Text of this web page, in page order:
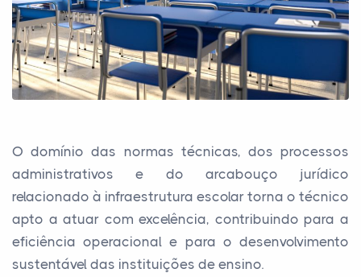
O domínio das normas técnicas, dos processos
administrativos e do arcabouço jurídico
relacionado à infraestrutura escolar torna o técnico
apto a atuar com excelência, contribuindo para a
eficiência operacional e para o desenvolvimento
sustentável das instituições de ensino.